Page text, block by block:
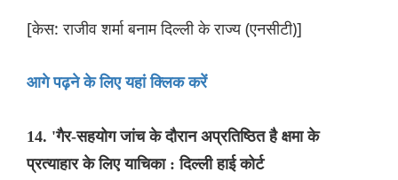
[केस: राजीव शर्मा बनाम दिल्ली के राज्य (एनसीटी)]
आगे पढ़ने के लिए यहां क्लिक करें
14. 'गैर-सहयोग जांच के दौरान अप्रतिष्ठित है क्षमा के
प्रत्याहार के लिए याचिका : दिल्ली हाई कोर्ट